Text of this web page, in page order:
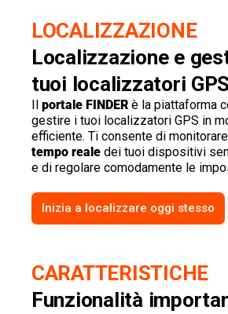
LOCALIZZAZIONE
Localizzazione e
tuoi localizzatori GPS
portale FINDER è la piattaforma
gestire i tuoi localizzatori GPS in
efficiente. Ti consente di
tempo reale dei tuoi dispositivi
e di regolare comodamente le
Inizia a localizzare oggi stesso
CARATTERISTICHE
Funzionalità